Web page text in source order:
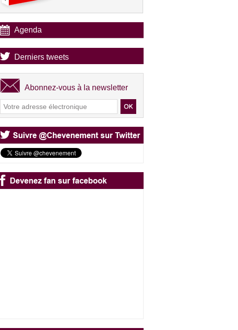
Agenda
Derniers tweets
Abonnez-vous à la newsletter